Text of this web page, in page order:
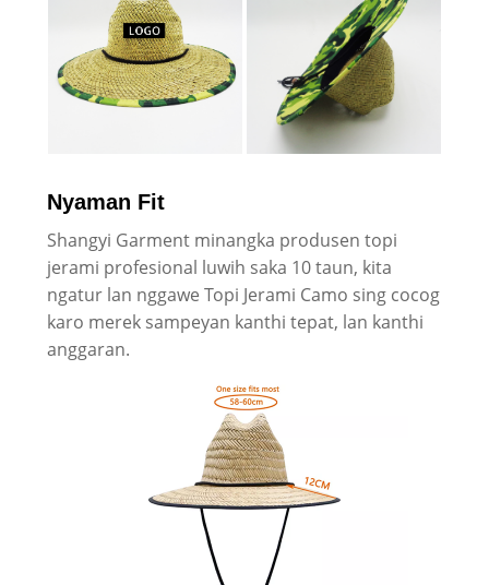
Nyaman Fit
Shangyi Garment minangka produsen topi
jerami profesional luwih saka 10 taun, kita
ngatur lan nggawe Topi Jerami Camo sing cocog
karo merek sampeyan kanthi tepat, lan kanthi
anggaran.